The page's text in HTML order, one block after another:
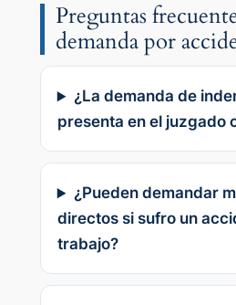
Preguntas
demanda por
¿La demanda de
presenta en el juzgado
¿Pueden demandar
directos si sufro un
trabajo?